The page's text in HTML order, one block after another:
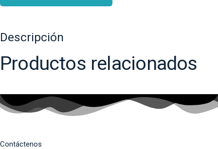
Descripción
Productos relacionados
Contáctenos